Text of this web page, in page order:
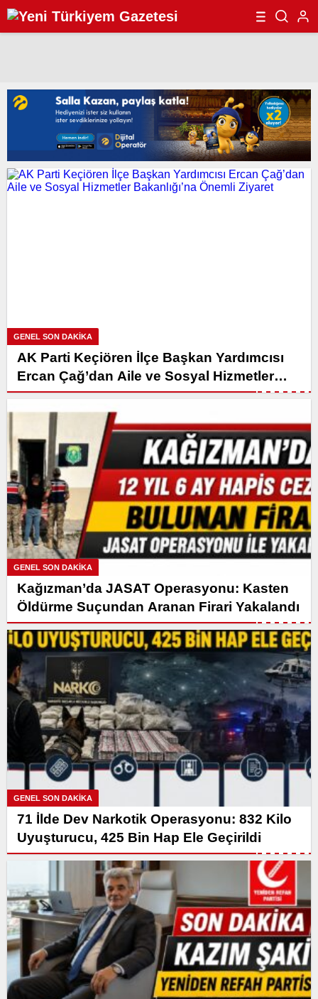
GENEL SON DAKİKA
AK Parti Keçiören İlçe Başkan Yardımcısı
Ercan Çağ’dan Aile ve Sosyal Hizmetler
Bakanlığı’na Önemli Ziyaret
GENEL SON DAKİKA
Kağızman’da JASAT Operasyonu: Kasten
Öldürme Suçundan Aranan Firari Yakalandı
GENEL SON DAKİKA
71 İlde Dev Narkotik Operasyonu: 832 Kilo
Uyuşturucu, 425 Bin Hap Ele Geçirildi